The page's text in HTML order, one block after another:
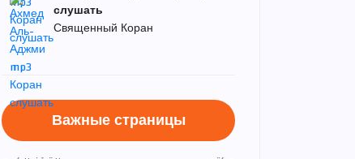
слушать
Священный Коран
Важные страницы